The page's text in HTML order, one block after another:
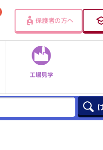
保護者の方へ
工場見学